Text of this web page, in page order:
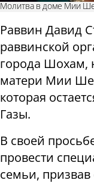
Молитва в доме Мии
Раввин Давид
раввинской
города Шохам,
матери Мии
которая
Газы.
В своей
провести
семьи,